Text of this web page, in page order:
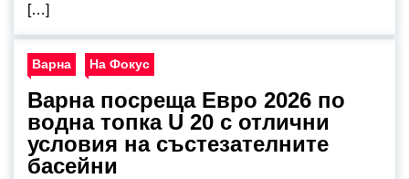
[…]
Варна На Фокус
Варна посреща Евро 2026 по
водна топка U 20 с отлични
условия на състезателните
басейни